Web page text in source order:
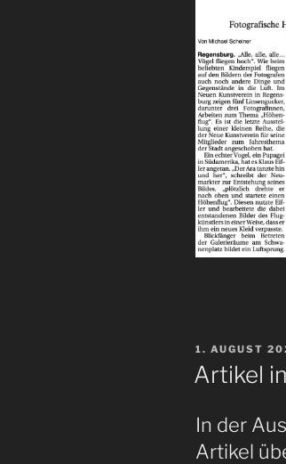
AM
1. AUGUST
Artikel
In der
Artikel